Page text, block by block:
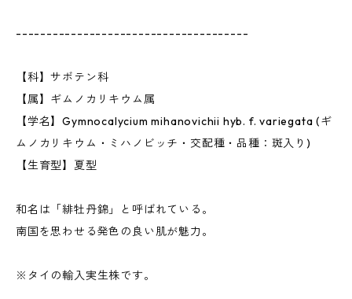
--------------------------------------
【科】サボテン科
【属】ギムノカリキウム属
【学名】Gymnocalycium mihanovichii hyb. f. variegata (ギ
ムノカリキウム・ミハノビッチ・交配種・品種：斑入り)
【生育型】夏型
和名は「緋牡丹錦」と呼ばれている。
南国を思わせる発色の良い肌が魅力。
※タイの輸入実生株です。